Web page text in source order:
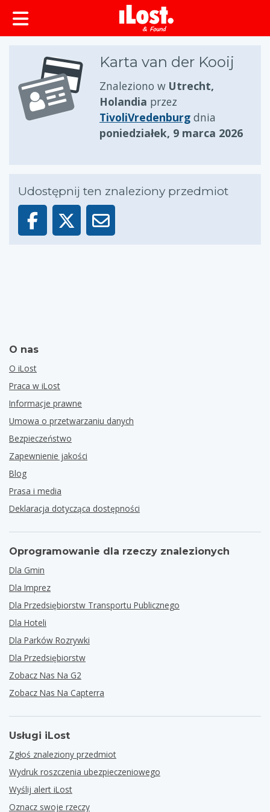
zawartości
Karta van der Kooij
Znaleziono w Utrecht,
Holandia przez
TivoliVredenburg dnia
poniedziałek, 9 marca 2026
Udostępnij ten znaleziony przedmiot
O nas
O iLost
Praca w iLost
Informacje prawne
Umowa o przetwarzaniu danych
Bezpieczeństwo
Zapewnienie jakości
Blog
Prasa i media
Deklaracja dotycząca dostępności
Oprogramowanie dla rzeczy znalezionych
Dla Gmin
Dla Imprez
Dla Przedsiębiorstw Transportu Publicznego
Dla Hoteli
Dla Parków Rozrywki
Dla Przedsiębiorstw
Zobacz Nas Na G2
Zobacz Nas Na Capterra
Usługi iLost
Zgłoś znaleziony przedmiot
Wydruk roszczenia ubezpieczeniowego
Wyślij alert iLost
Oznacz swoje rzeczy